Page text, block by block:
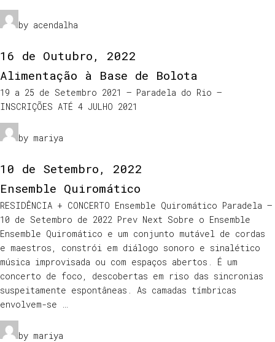
by acendalha
16 de Outubro, 2022
Alimentação à Base de Bolota
19 a 25 de Setembro 2021 – Paradela do Rio –
INSCRIÇÕES ATÉ 4 JULHO 2021
by mariya
10 de Setembro, 2022
Ensemble Quiromático
RESIDÊNCIA + CONCERTO Ensemble Quiromático Paradela –
10 de Setembro de 2022 Prev Next Sobre o Ensemble
Ensemble Quiromático e um conjunto mutável de cordas
e maestros, constrói em diálogo sonoro e sinalético
música improvisada ou com espaços abertos. É um
concerto de foco, descobertas em riso das sincronias
suspeitamente espontâneas. As camadas tímbricas
envolvem-se …
by mariya